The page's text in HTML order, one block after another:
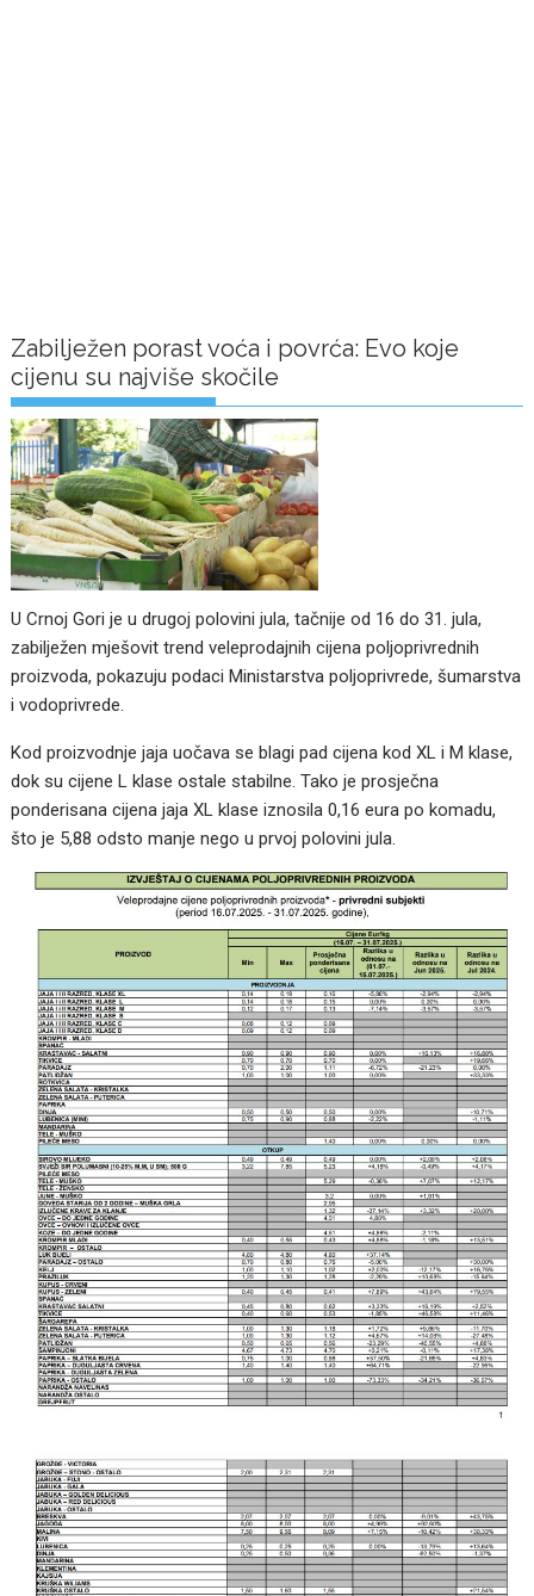
Zabilježen porast voća i povrća: Evo koje
cijenu su najviše skočile
U Crnoj Gori je u drugoj polovini jula, tačnije od 16 do 31. jula,
zabilježen mješovit trend veleprodajnih cijena poljoprivrednih
proizvoda, pokazuju podaci Ministarstva poljoprivrede, šumarstva
i vodoprivrede.
Kod proizvodnje jaja uočava se blagi pad cijena kod XL i M klase,
dok su cijene L klase ostale stabilne. Tako je prosječna
ponderisana cijena jaja XL klase iznosila 0,16 eura po komadu,
što je 5,88 odsto manje nego u prvoj polovini jula.